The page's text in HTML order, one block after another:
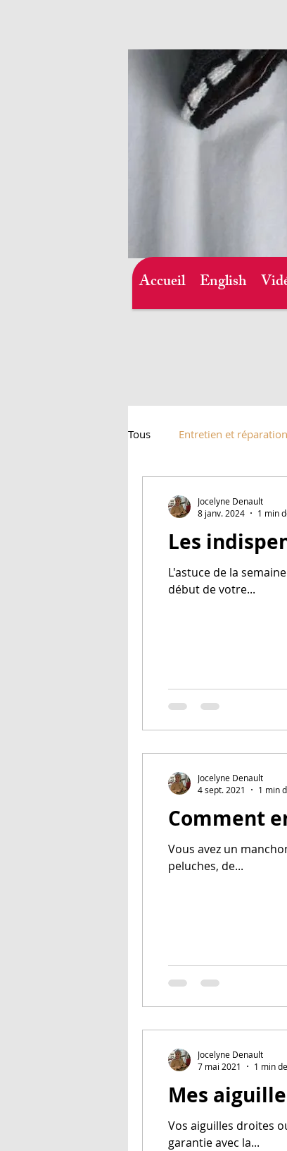
Accueil English
Tous Entretien et réparation
Les
L'astuce de la
début de votre...
Jocelyne Denault
8 janv. 2024
1 min
Comment
Vous avez un
peluches, de...
Jocelyne Denault
4 sept. 2021
1 min
Mes
Vos aiguilles droites
garantie avec la...
Jocelyne Denault
7 mai 2021
1 min